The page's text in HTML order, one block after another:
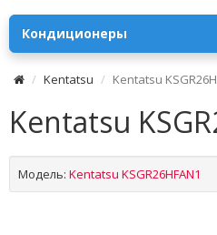
Кондиционеры
Kentatsu Kentatsu
Kentatsu
Модель: Kentatsu KSGR26HFAN1